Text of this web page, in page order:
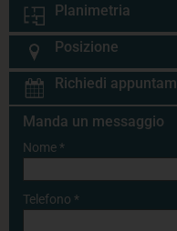
Planimetria
Posizione
Richiedi
Manda un messaggio
Nome*
Telefono *